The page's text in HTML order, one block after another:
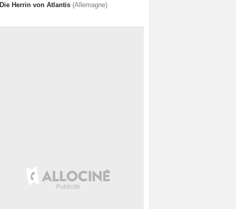
Die Herrin von Atlantis (Allemagne)